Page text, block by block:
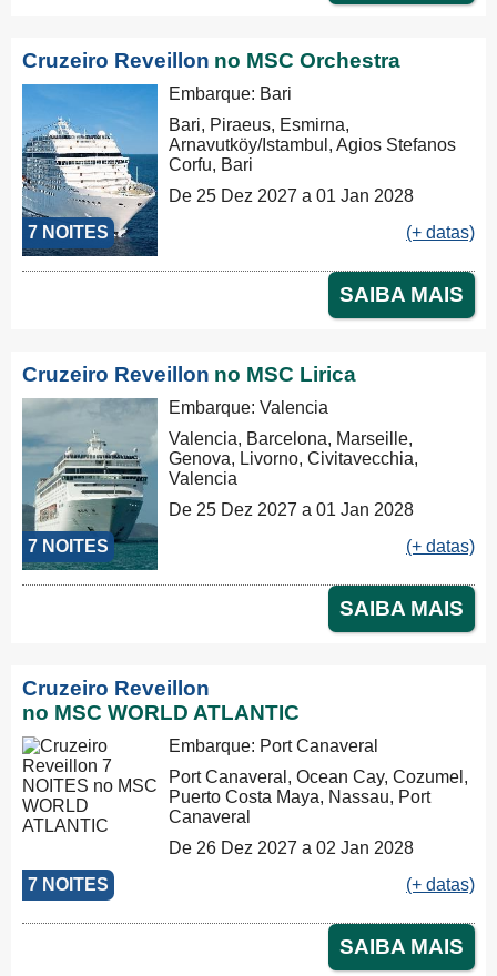
Cruzeiro Reveillon no MSC Orchestra
7 NOITES
Embarque: Bari
Bari, Piraeus, Esmirna,
Arnavutköy/Istambul, Agios Stefanos
Corfu, Bari
De 25 Dez 2027 a 01 Jan 2028
(+ datas)
SAIBA MAIS
Cruzeiro Reveillon no MSC Lirica
7 NOITES
Embarque: Valencia
Valencia, Barcelona, Marseille,
Genova, Livorno, Civitavecchia,
Valencia
De 25 Dez 2027 a 01 Jan 2028
(+ datas)
SAIBA MAIS
Cruzeiro Reveillon
no MSC WORLD ATLANTIC
7 NOITES
Embarque: Port Canaveral
Port Canaveral, Ocean Cay, Cozumel,
Puerto Costa Maya, Nassau, Port
Canaveral
De 26 Dez 2027 a 02 Jan 2028
(+ datas)
SAIBA MAIS